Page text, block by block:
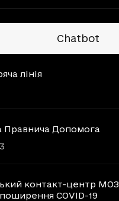
Chatbot
лінія
Правнича Допомога
контакт-центр МОЗ
поширення COVID-19